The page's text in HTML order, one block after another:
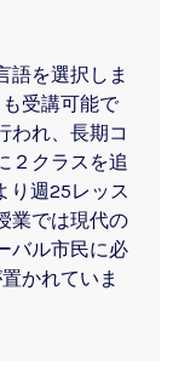
語を選択しま
受講可能で
われ、長期コ
２クラスを追
り週25レッス
業では現代の
バル市民に必
かれていま